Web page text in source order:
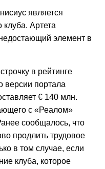
является
клуба. Артета
элемент в
в рейтинге
версии портала
€ 140 млн.
с «Реалом»
сообщалось, что
продлить трудовое
в том случае, если
клуба, которое